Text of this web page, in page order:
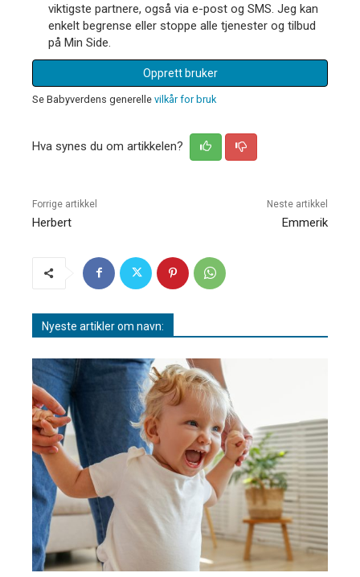
viktigste partnere, også via e-post og SMS. Jeg kan
enkelt begrense eller stoppe alle tjenester og tilbud
på Min Side.
Opprett bruker
Se Babyverdens generelle vilkår for bruk
Hva synes du om artikkelen?
Forrige artikkel
Herbert
Neste artikkel
Emmerik
Nyeste artikler om navn: